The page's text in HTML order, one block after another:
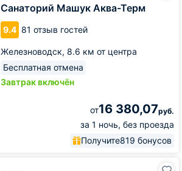
Санаторий Машук Аква-Терм
9.4 81 отзыв гостей
Железноводск, 8.6 км от центра
Бесплатная отмена
Завтрак включён
от16 380,07руб.
за 1 ночь, без проезда
Получите819 бонусов